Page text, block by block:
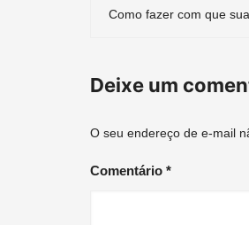
de
Como fazer com que
Deixe um
O seu endereço de e-mail
Comentário *